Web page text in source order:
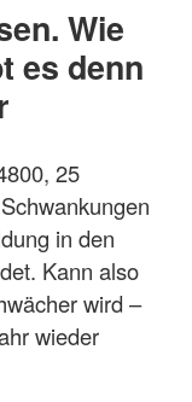
Wie
es denn
25
in den
Kann also
wird –
wieder